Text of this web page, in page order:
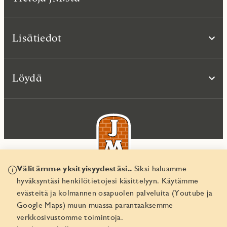
Välitämme yksityisyydestäsi.. Siksi haluamme
hyväksyntäsi henkilötietojesi käsittelyyn. Käytämme
evästeitä ja kolmannen osapuolen palveluita (Youtube ja
Google Maps) muun muassa parantaaksemme
verkkosivustomme toimintoja.
Lisätiedot
Löydä
© JM Suomi OY 2026
Yritystunnus 1974161-8